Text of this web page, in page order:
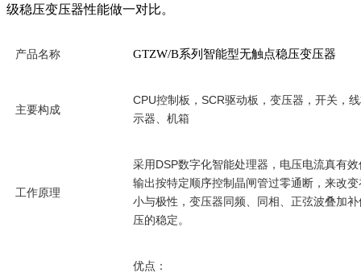
级稳压变压器性能做一对比。
产品名称 GTZW/B系列智能型无触点稳压变压器
主要构成
CPU控制板， SCR驱动板，变压器，开关，
示器、机箱
工作原理
采用DSP数字化智能处理器，电压电流真有
输出按特定顺序控制晶闸管过零通断，来改
小与极性，变压器同频、同相、正弦波叠加
压的稳定。
优点：